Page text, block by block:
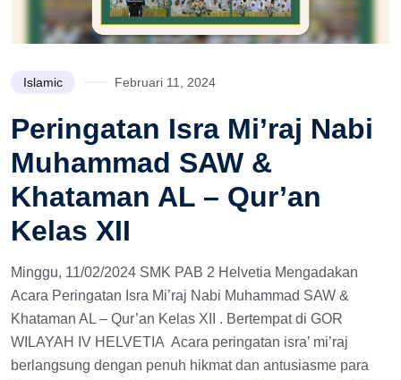
Islamic Februari 11, 2024
Peringatan Isra Mi’raj Nabi
Muhammad SAW &
Khataman AL – Qur’an
Kelas XII
Minggu, 11/02/2024 SMK PAB 2 Helvetia Mengadakan
Acara Peringatan Isra Mi’raj Nabi Muhammad SAW &
Khataman AL – Qur’an Kelas XII . Bertempat di GOR
WILAYAH IV HELVETIA Acara peringatan isra’ mi’raj
berlangsung dengan penuh hikmat dan antusiasme para